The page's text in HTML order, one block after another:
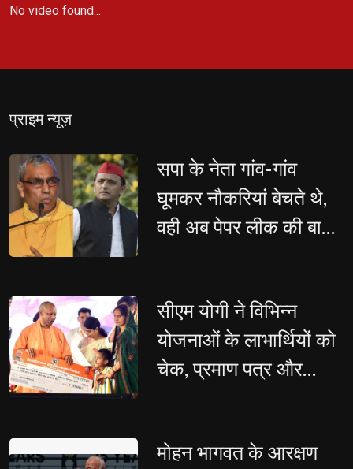
No video found...
प्राइम न्यूज़
सपा के नेता गांव-गांव
घूमकर नौकरियां बेचते थे,
वही अब पेपर लीक की बात
सीएम योगी ने विभिन्न
योजनाओं के लाभार्थियों को
चेक, प्रमाण पत्र और
मोहन भागवत के आरक्षण